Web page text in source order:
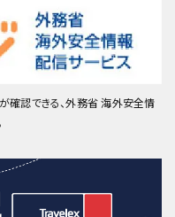
確認できる、外務省 海外安全情